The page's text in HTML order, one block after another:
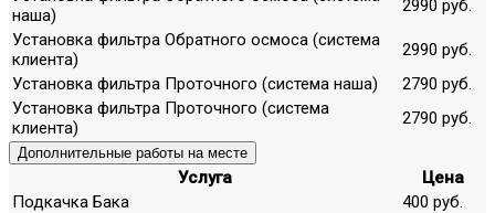
наша)
2990 руб.
Установка фильтра Обратного осмоса (система
клиента)
2990 руб.
Установка фильтра Проточного (система наша)
2790 руб.
Установка фильтра Проточного (система
клиента)
2790 руб.
Дополнительные работы на месте
Услуга
Цена
Подкачка Бака
400 руб.